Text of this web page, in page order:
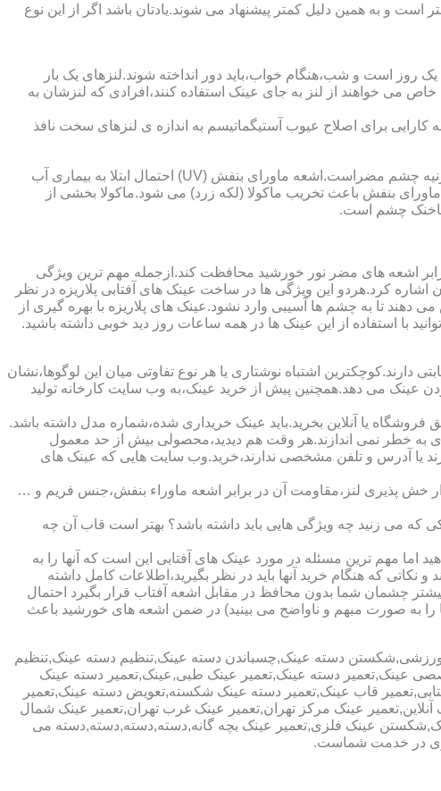
و به همین دلیل کمتر پیشنهاد می شوند.یادتان باشد اگر از این نوع
روز است و شب،هنگام خواب،باید دور انداخته شوند.لنزهای یک بار
می خواهند از لنز به جای عینک استفاده کنند،افرادی که لنزشان به
کارایی برای اصلاح عیوب آستیگماتیسم به اندازه ی لنزهای سخت نافذ
چشم و خطرات اشعه ماورای بنفش نور خورشید اشعه ماورای بنفش نور خورشید به پوست آسیب می زند.همچنین برای عدسی و قرنیه چشم مضراست.اشعه ماورای بنفش (UV) احتمال ابتلا به بیماری آب
بنفش باعث تخریب ماکولا (لکه زرد) می شود.ماکولا بخشی از
چشم است.
اشعه های مضر نور خورشید محافظت کند.ازجمله مهم ترین ویژگی
اشعه فرابنفش خورشید و پلاریزه بودن آن اشاره کرد.هردو این ویژگی ها در ساخت عینک های آفتابی پلاریزه در نظر
تا به چشم ها آسیبی وارد نشود.عینک های پلاریزه با بهره گیری از
با استفاده از این عینک ها در همه ساعات روز دید خوبی داشته باشید.
اشتباه نوشتاری یا هر نوع تفاوتی میان این لوگوها،نشان
عینک می دهد.همچنین پیش از خرید عینک،به وب سایت کارخانه تولید
یا آنلاین بخرید.باید عینک خریداری شده،شماره مدل داشته باشد.
به خطر نمی اندازند.هر وقت هم دیدید،محصولی بیش از حد معمول
یا آدرس و تلفن مشخصی ندارند،خرید.وب سایت هایی که عینک های
خش پذیری لنز،مقاومت آن در برابر اشعه ماوراء بنفش،جنس فریم و …
که می زنید چه ویژگی هایی باید داشته باشد؟ بهتر است قاب آن چه
اما مهم ترین مسئله در مورد عینک های آفتابی این است که آنها را به
که هنگام خرید آنها باید در نظر بگیرید،اطلاعات کامل داشته
چشمان شما بدون محافظ در مقابل اشعه آفتاب قرار بگیرد احتمال
را به صورت مبهم و ناواضح می بینید) در ضمن اشعه های خورشید باعث
ورزشی,شکستن دسته عینک,چسباندن دسته عینک,تنظیم دسته عینک,تنظیم
عینک,تعمیر دسته عینک,تعمیر عینک طبی,عینک,تعمیر دسته عینک
قاب عینک,تعمیر دسته عینک شکسته,تعویض دسته عینک,تعمیر
آنلاین,تعمیر عینک مرکز تهران,تعمیر عینک غرب تهران,تعمیر عینک شمال
عینک فلزی,تعمیر عینک بچه گانه,دسته,دسته,دسته,دسته می
در خدمت شماست.